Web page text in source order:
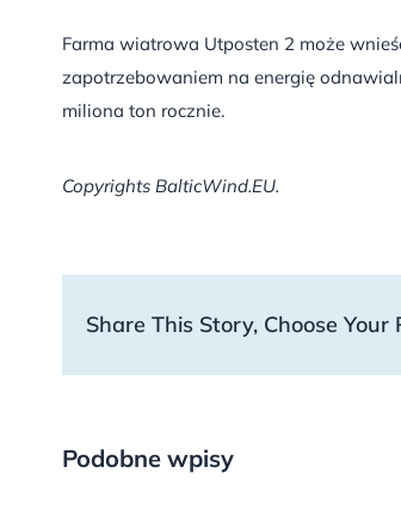
Farma wiatrowa Utposten 2 może
zapotrzebowaniem na energię
miliona ton rocznie.
Copyrights BalticWind.EU.
Share This Story, Choose Your
Podobne wpisy